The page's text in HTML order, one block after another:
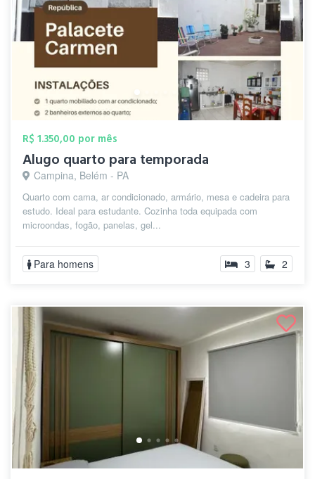
R$ 1.350,00 por mês
Alugo quarto para temporada
Campina, Belém - PA
Quarto com cama, ar condicionado, armário, mesa e cadeira para
estudo. Ideal para estudante. Cozinha toda equipada com
microondas, fogão, panelas, gel...
Para homens 3 2